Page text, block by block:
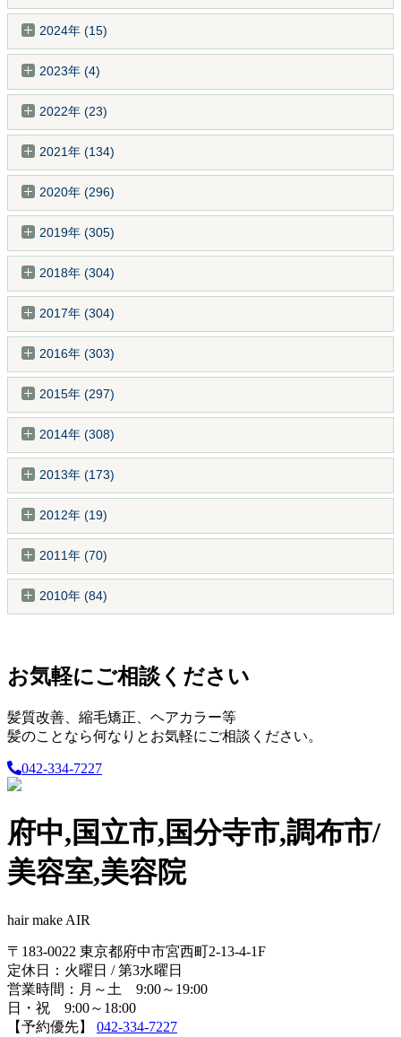
2024年 (15)
2023年 (4)
2022年 (23)
2021年 (134)
2020年 (296)
2019年 (305)
2018年 (304)
2017年 (304)
2016年 (303)
2015年 (297)
2014年 (308)
2013年 (173)
2012年 (19)
2011年 (70)
2010年 (84)
お気軽にご相談ください
髪質改善、縮毛矯正、ヘアカラー等
髪のことなら何なりとお気軽にご相談ください。
042-334-7227
府中,国立市,国分寺市,調布市/
美容室,美容院
hair make AIR
〒183-0022 東京都府中市宮西町2-13-4-1F
定休日：火曜日 / 第3水曜日
営業時間：月～土 9:00～19:00
日・祝 9:00～18:00
【予約優先】 042-334-7227